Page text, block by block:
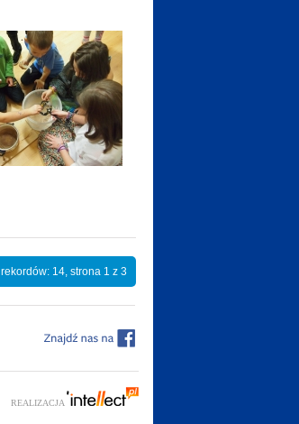
rekordów: 14, strona 1 z 3
REALIZACJA